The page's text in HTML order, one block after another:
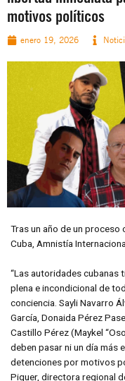
motivos políticos
enero 19, 2026
Tras un año de un
Cuba, Amnistía
“Las autoridades cubanas
plena e incondicional de
conciencia. Sayli Navarro
García, Donaida Pérez
Castillo Pérez (Maykel
deben pasar ni un día más
detenciones por motivos
Piquer, directora regional